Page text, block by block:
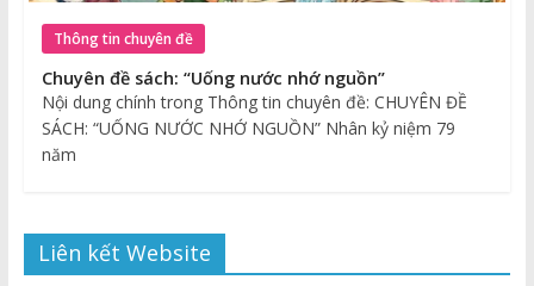
Thông tin chuyên đề
Chuyên đề sách: “Uống nước nhớ nguồn”
Nội dung chính trong Thông tin chuyên đề: CHUYÊN ĐỀ
SÁCH: “UỐNG NƯỚC NHỚ NGUỒN” Nhân kỷ niệm 79
năm
Liên kết Website